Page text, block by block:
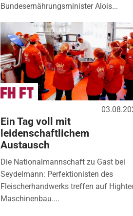
Bundesernährungsminister Alois...
Ein Tag voll mit
leidenschaftlichem
Austausch
Die Nationalmannschaft zu Gast bei
Seydelmann: Perfektionisten des
Fleischerhandwerks treffen auf
Maschinenbau....